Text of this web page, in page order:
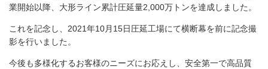
業開始以降、大形ライン累計圧延量2,000万トンを達成しました。
これを記念し、2021年10月15日圧延工場にて横断幕を前に記念撮
影を行いました。
今後も多様化するお客様のニーズにお応えし、安全第一で高品質